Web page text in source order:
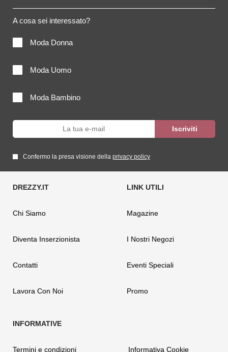
A cosa sei interessato?
Moda Donna
Moda Uomo
Moda Bambino
Confermo la presa visione della privacy policy
Chi Siamo
Diventa Inserzionista
Contatti
Lavora Con Noi
Magazine
I Nostri Negozi
Eventi Speciali
Promo
Termini e condizioni Informativa Cookie